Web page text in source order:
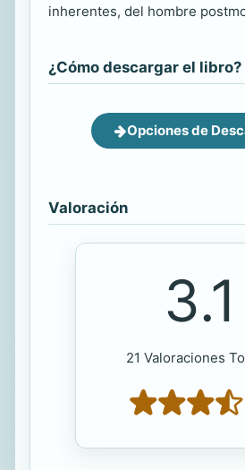
inherentes, del hombre
¿Cómo descargar el libro?
Opciones de
Valoración
3.1
21 Valoraciones